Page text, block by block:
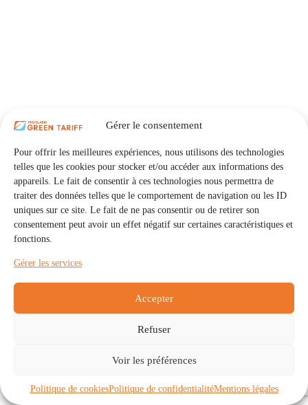
Gérer le consentement
Pour offrir les meilleures expériences, nous utilisons des technologies
telles que les cookies pour stocker et/ou accéder aux informations des
appareils. Le fait de consentir à ces technologies nous permettra de
traiter des données telles que le comportement de navigation ou les ID
uniques sur ce site. Le fait de ne pas consentir ou de retirer son
consentement peut avoir un effet négatif sur certaines caractéristiques et
fonctions.
Gérer les services
Accepter
Refuser
Voir les préférences
Politique de cookiesPolitique de confidentialitéMentions légales
Communautés
À propos
Politique de cookies (UE)